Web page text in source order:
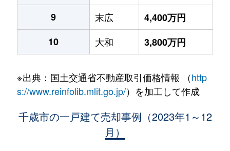
9
末広
4,400万円
10
大和 3,800万円
※出典：国土交通省不動産取引価格情報 （http
s://www.reinfolib.mlit.go.jp/）を加工して作成
千歳市の一戸建て売却事例（2023年1～12
月）